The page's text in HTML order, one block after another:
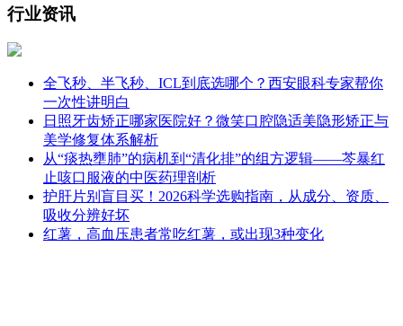
行业资讯
全飞秒、半飞秒、ICL到底选哪个？西安眼科专家帮你
一次性讲明白
日照牙齿矫正哪家医院好？微笑口腔隐适美隐形矫正与
美学修复体系解析
从“痰热壅肺”的病机到“清化排”的组方逻辑——芩暴红
止咳口服液的中医药理剖析
护肝片别盲目买！2026科学选购指南，从成分、资质、
吸收分辨好坏
红薯，高血压患者常吃红薯，或出现3种变化